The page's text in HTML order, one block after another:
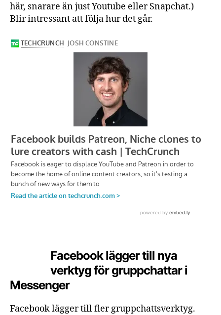
här, snarare än just Youtube eller Snapchat.)
Blir intressant att följa hur det går.
Facebook lägger till nya
verktyg för gruppchattar i
Messenger
Facebook lägger till fler gruppchattsverktyg.